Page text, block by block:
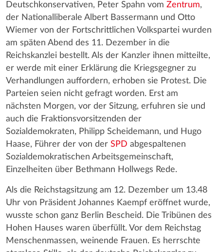
Deutschkonservativen, Peter Spahn vom Zentrum,
der Nationalliberale Albert Bassermann und Otto
Wiemer von der Fortschrittlichen Volkspartei wurden
am späten Abend des 11. Dezember in die
Reichskanzlei bestellt. Als der Kanzler ihnen mitteilte,
er werde mit einer Erklärung die Kriegsgegner zu
Verhandlungen auffordern, erhoben sie Protest. Die
Parteien seien nicht gefragt worden. Erst am
nächsten Morgen, vor der Sitzung, erfuhren sie und
auch die Fraktionsvorsitzenden der
Sozialdemokraten, Philipp Scheidemann, und Hugo
Haase, Führer der von der SPD abgespaltenen
Sozialdemokratischen Arbeitsgemeinschaft,
Einzelheiten über Bethmann Hollwegs Rede.
Als die Reichstagsitzung am 12. Dezember um 13.48
Uhr von Präsident Johannes Kaempf eröffnet wurde,
wusste schon ganz Berlin Bescheid. Die Tribünen des
Hohen Hauses waren überfüllt. Vor dem Reichstag
Menschenmassen, weinende Frauen. Es herrschte